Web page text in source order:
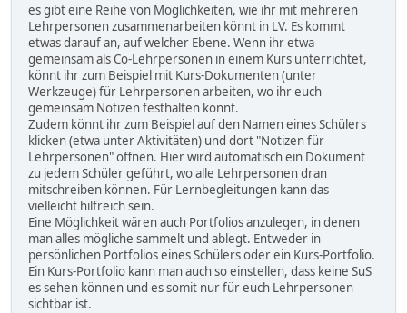
es gibt eine Reihe von Möglichkeiten, wie ihr mit mehreren
Lehrpersonen zusammenarbeiten könnt in LV. Es kommt
etwas darauf an, auf welcher Ebene. Wenn ihr etwa
gemeinsam als Co-Lehrpersonen in einem Kurs unterrichtet,
könnt ihr zum Beispiel mit Kurs-Dokumenten (unter
Werkzeuge) für Lehrpersonen arbeiten, wo ihr euch
gemeinsam Notizen festhalten könnt.
Zudem könnt ihr zum Beispiel auf den Namen eines Schülers
klicken (etwa unter Aktivitäten) und dort "Notizen für
Lehrpersonen" öffnen. Hier wird automatisch ein Dokument
zu jedem Schüler geführt, wo alle Lehrpersonen dran
mitschreiben können. Für Lernbegleitungen kann das
vielleicht hilfreich sein.
Eine Möglichkeit wären auch Portfolios anzulegen, in denen
man alles mögliche sammelt und ablegt. Entweder in
persönlichen Portfolios eines Schülers oder ein Kurs-Portfolio.
Ein Kurs-Portfolio kann man auch so einstellen, dass keine SuS
es sehen können und es somit nur für euch Lehrpersonen
sichtbar ist.